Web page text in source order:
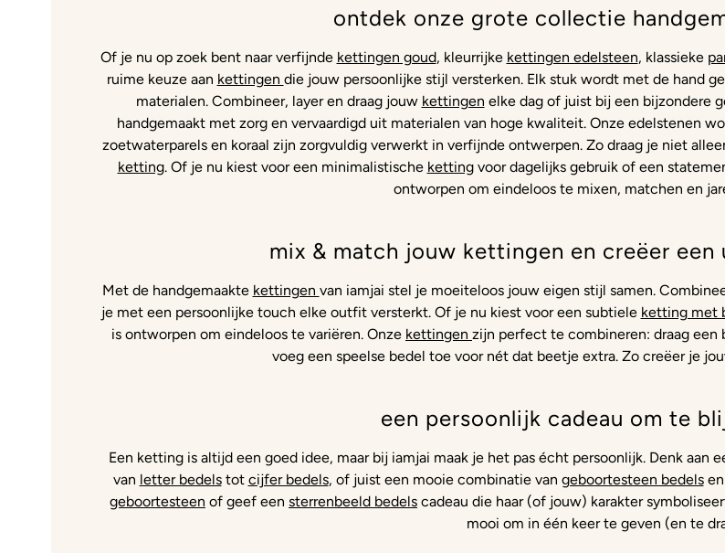
ontdek onze grote collectie
Of je nu op zoek bent naar verfijnde kettingen goud, kleurrijke kettingen edelsteen, klassieke
ruime keuze aan kettingen die jouw persoonlijke stijl versterken. Elk stuk wordt met de hand
materialen. Combineer, layer en draag jouw kettingen elke dag of juist bij een bijzondere
handgemaakt met zorg en vervaardigd uit materialen van hoge kwaliteit. Onze edelstenen
zoetwaterparels en koraal zijn zorgvuldig verwerkt in verfijnde ontwerpen. Zo draag je niet
ketting. Of je nu kiest voor een minimalistische kettingvoor dagelijks gebruik of een
ontworpen om eindeloos te mixen, matchen en
mix & match jouw kettingen en creëer een
Met de handgemaakte kettingen van iamjai stel je moeiteloos jouw eigen stijl samen.
je met een persoonlijke touch elke outfit versterkt. Of je nu kiest voor een subtiele ketting met
is ontworpen om eindeloos te variëren. Onze kettingen zijn perfect te combineren: draag een
voeg een speelse bedel toe voor nét dat beetje extra. Zo creëer je
een persoonlijk cadeau om te
Een ketting is altijd een goed idee, maar bij iamjai maak je het pas écht persoonlijk. Denk aan
van letter bedelstot cijfer bedels, of juist een mooie combinatie van geboortesteen bedelsen
geboortesteen of geef een sterrenbeeld bedels cadeau die haar (of jouw) karakter
mooi om in één keer te geven (en te